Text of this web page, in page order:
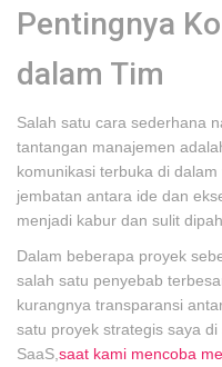
Pentingnya
dalam Tim
Salah satu cara sederhana
tantangan manajemen
komunikasi terbuka di
jembatan antara ide dan
menjadi kabur dan sulit
Dalam beberapa proyek
salah satu penyebab
kurangnya transparansi
satu proyek strategis saya
SaaS, saat kami mencoba